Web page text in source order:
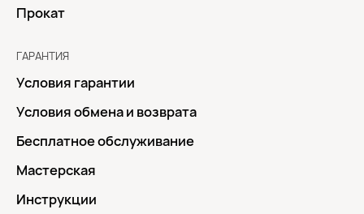
Прокат
ГАРАНТИЯ
Условия гарантии
Условия обмена и возврата
Бесплатное обслуживание
Мастерская
Инструкции